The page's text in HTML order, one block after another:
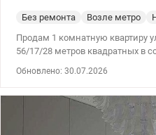
Без ремонта Возле метро
Продам 1 комнатную квартиру
56/17/28 метров квадратных в
амбар. Комплекc имеет
инфраструктурой. Дом по
строительстве (скоростные
Обновлено: 30.07.2026